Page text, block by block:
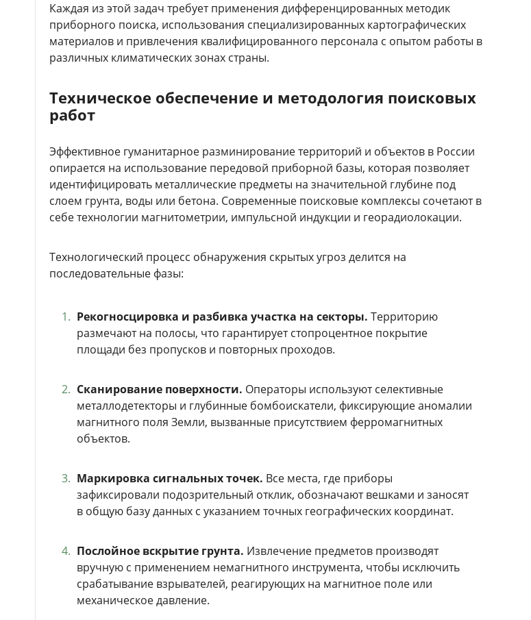
Каждая из этой задач требует применения дифференцированных методик
приборного поиска, использования специализированных картографических
материалов и привлечения квалифицированного персонала с опытом работы в
различных климатических зонах страны.
Техническое обеспечение и методология поисковых
работ
Эффективное гуманитарное разминирование территорий и объектов в России
опирается на использование передовой приборной базы, которая позволяет
идентифицировать металлические предметы на значительной глубине под
слоем грунта, воды или бетона. Современные поисковые комплексы сочетают в
себе технологии магнитометрии, импульсной индукции и георадиолокации.
Технологический процесс обнаружения скрытых угроз делится на
последовательные фазы:
Рекогносцировка и разбивка участка на секторы. Территорию
размечают на полосы, что гарантирует стопроцентное покрытие
площади без пропусков и повторных проходов.
Сканирование поверхности. Операторы используют селективные
металлодетекторы и глубинные бомбоискатели, фиксирующие аномалии
магнитного поля Земли, вызванные присутствием ферромагнитных
объектов.
Маркировка сигнальных точек. Все места, где приборы
зафиксировали подозрительный отклик, обозначают вешками и заносят
в общую базу данных с указанием точных географических координат.
Послойное вскрытие грунта. Извлечение предметов производят
вручную с применением немагнитного инструмента, чтобы исключить
срабатывание взрывателей, реагирующих на магнитное поле или
механическое давление.